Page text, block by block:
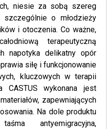
niesie za sobą szereg
szczególnie o młodzieży
i otoczenia. Co ważne,
terapeutyczną
napotyka delikatny opór
siłę i funkcjonowanie
kluczowych w terapii
CASTUS wykonana jest
zapewniających
Na dole produktu
antyemigracyjna,